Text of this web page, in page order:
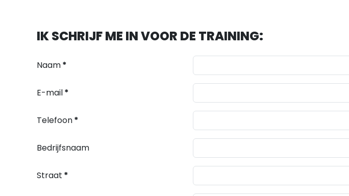
IK SCHRIJF ME IN VOOR DE TRAINING:
Naam*
E-mail*
Telefoon*
Bedrijfsnaam
Straat *